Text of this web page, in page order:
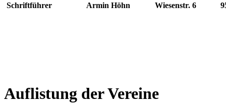
Schriftführer Armin Höhn Wiesenstr. 6
Auflistung der Vereine